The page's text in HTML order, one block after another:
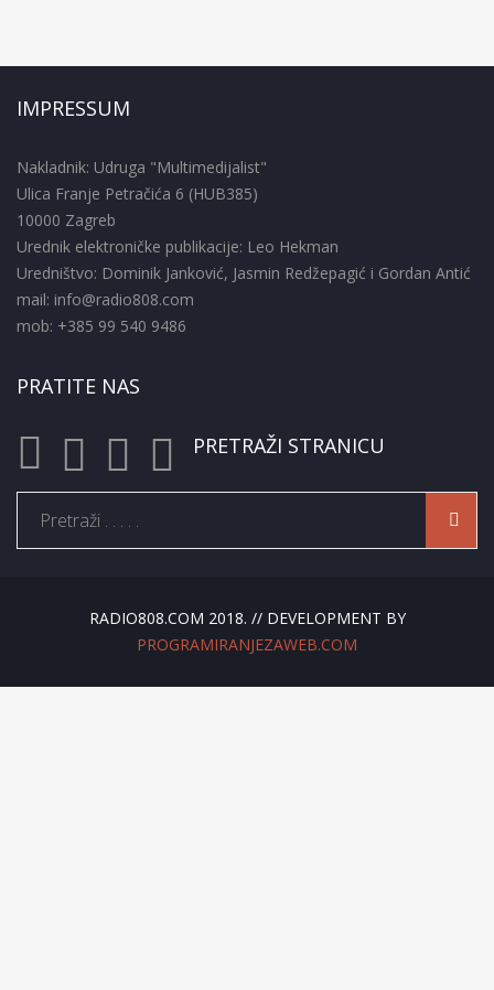
IMPRESSUM
Nakladnik: Udruga "Multimedijalist"
Ulica Franje Petračića 6 (HUB385)
10000 Zagreb
Urednik elektroničke publikacije: Leo Hekman
Uredništvo: Dominik Janković, Jasmin Redžepagić i Gordan Antić
mail: info@radio808.com
mob: +385 99 540 9486
PRATITE NAS
PRETRAŽI STRANICU
RADIO808.COM 2018. // DEVELOPMENT BY
PROGRAMIRANJEZAWEB.COM